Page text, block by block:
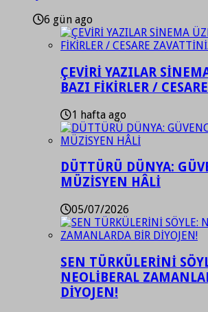
6 gün ago
ÇEVİRİ YAZILAR
BAZI FİKİRLER /
1 hafta ago
DÜTTÜRÜ DÜNYA:
MÜZİSYEN HÂLİ
05/07/2026
SEN TÜRKÜLERİNİ
NEOLİBERAL
DİYOJEN!